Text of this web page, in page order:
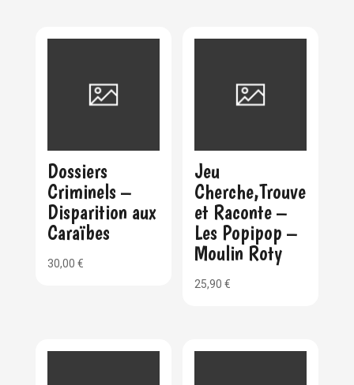
Dossiers
Criminels –
Disparition aux
Caraïbes
30,00 €
Jeu
Cherche,Trouve
et Raconte –
Les Popipop –
Moulin Roty
25,90€